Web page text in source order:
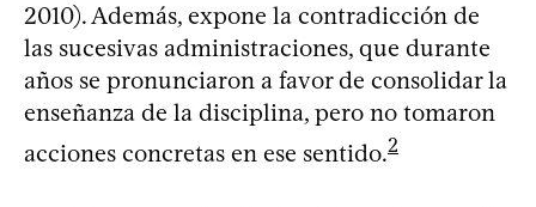
2010). Además, expone la contradicción de
las sucesivas administraciones, que durante
años se pronunciaron a favor de consolidar la
enseñanza de la disciplina, pero no tomaron
acciones concretas en ese sentido.2